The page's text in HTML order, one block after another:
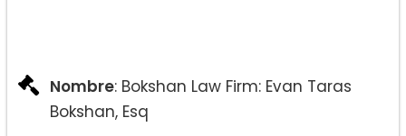
Estatus de Protección Temporal
(TPS)
Nombre: Bokshan Law Firm: Evan Taras
Bokshan, Esq